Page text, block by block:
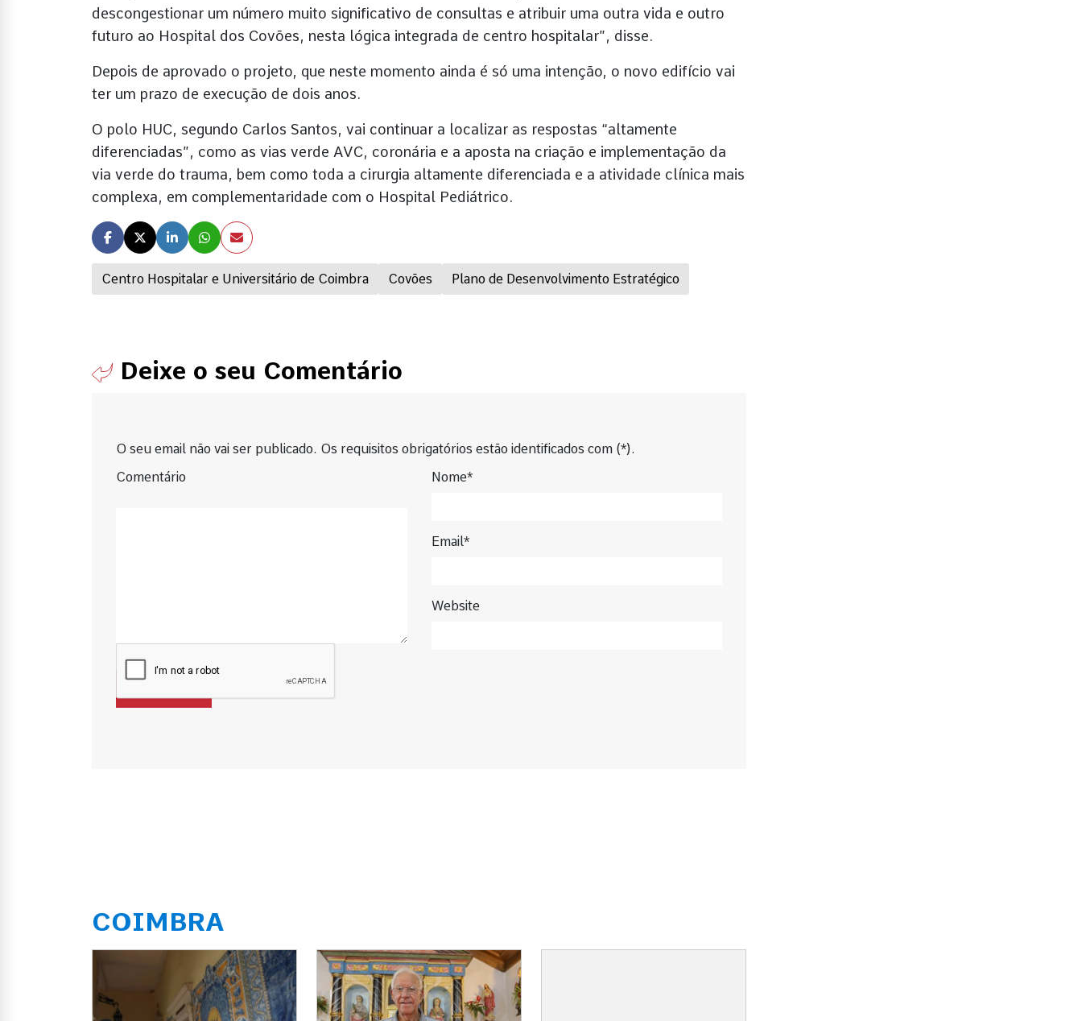
Centro Hospitalar e Universitário de Coimbra Covões Plano de Desenvolvimento Estratégico
descongestionar um número muito significativo de consultas e atribuir uma outra vida e outro
futuro ao Hospital dos Covões, nesta lógica integrada de centro hospitalar”, disse.
Depois de aprovado o projeto, que neste momento ainda é só uma intenção, o novo edifício vai
ter um prazo de execução de dois anos.
O polo HUC, segundo Carlos Santos, vai continuar a localizar as respostas “altamente
diferenciadas”, como as vias verde AVC, coronária e a aposta na criação e implementação da
via verde do trauma, bem como toda a cirurgia altamente diferenciada e a atividade clínica mais
complexa, em complementaridade com o Hospital Pediátrico.
Deixe o seu Comentário
O seu email não vai ser publicado. Os requisitos obrigatórios estão identificados com (*).
Comentário
Nome*
Email*
Website
COIMBRA